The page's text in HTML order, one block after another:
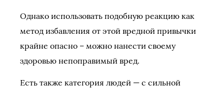
Однако использовать подобную реакцию как
метод избавления от этой вредной привычки
крайне опасно – можно нанести своему
здоровью непоправимый вред.
Есть также категория людей — с сильной